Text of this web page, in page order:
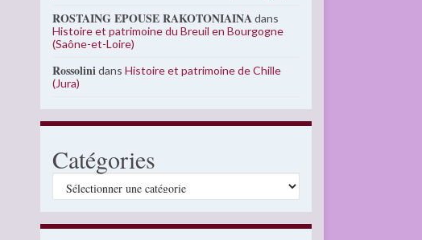
ROSTAING EPOUSE RAKOTONIAINAdans
Histoire et patrimoine du Breuil en Bourgogne
(Saône-et-Loire)
RossolinidansHistoire et patrimoine de Chille
(Jura)
Catégories
Catégories